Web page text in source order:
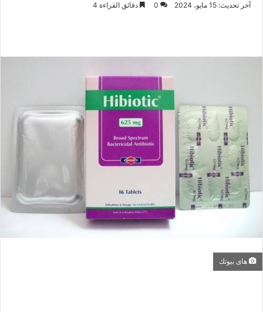
آخر تحديث: 15 مايو، 2024 0 دقائق القراءة 4
هاى بيوتك